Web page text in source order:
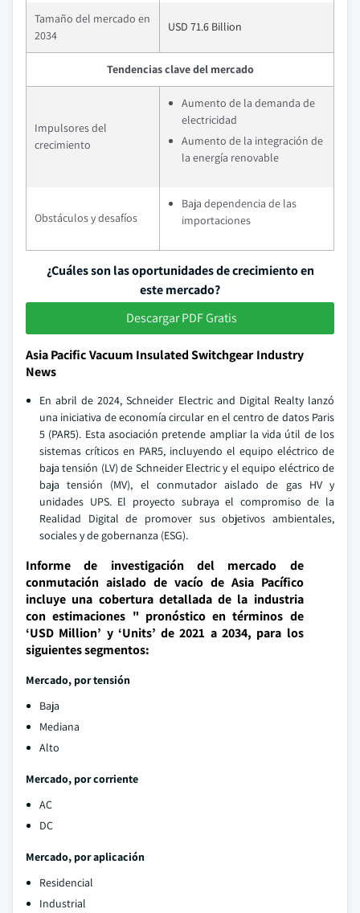
Tamaño del mercado en
2034
USD 71.6 Billion
Tendencias clave del mercado
Impulsores del
crecimiento
Aumento de la demanda de
electricidad
Aumento de la integración de
la energía renovable
Obstáculos y desafíos
Baja dependencia de las
importaciones
¿Cuáles son las oportunidades de crecimiento en
este mercado?
Descargar PDF Gratis
Asia Pacific Vacuum Insulated Switchgear Industry
News
En abril de 2024, Schneider Electric and Digital Realty lanzó
una iniciativa de economía circular en el centro de datos Paris
5 (PAR5). Esta asociación pretende ampliar la vida útil de los
sistemas críticos en PAR5, incluyendo el equipo eléctrico de
baja tensión (LV) de Schneider Electric y el equipo eléctrico de
baja tensión (MV), el conmutador aislado de gas HV y
unidades UPS. El proyecto subraya el compromiso de la
Realidad Digital de promover sus objetivos ambientales,
sociales y de gobernanza (ESG).
Informe de investigación del mercado de
conmutación aislado de vacío de Asia Pacífico
incluye una cobertura detallada de la industria
con estimaciones " pronóstico en términos de
‘USD Million’ y ‘Units’ de 2021 a 2034, para los
siguientes segmentos:
Mercado, por tensión
Baja
Mediana
Alto
Mercado, por corriente
AC
DC
Mercado, por aplicación
Residencial
Industrial